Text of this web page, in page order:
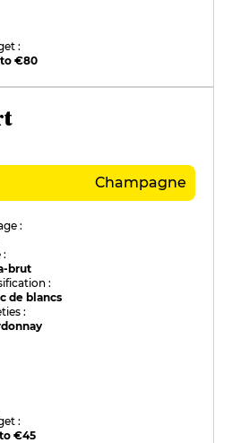
:
€80
Champagne
:
:
brut
:
de blancs
:
:
€45